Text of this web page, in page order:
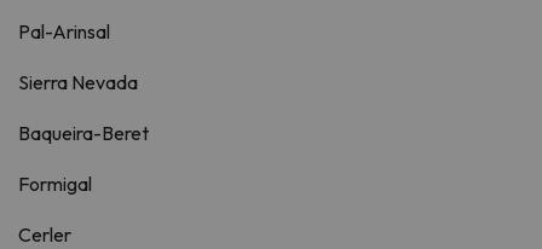
Pal-Arinsal
Sierra Nevada
Baqueira-Beret
Formigal
Cerler